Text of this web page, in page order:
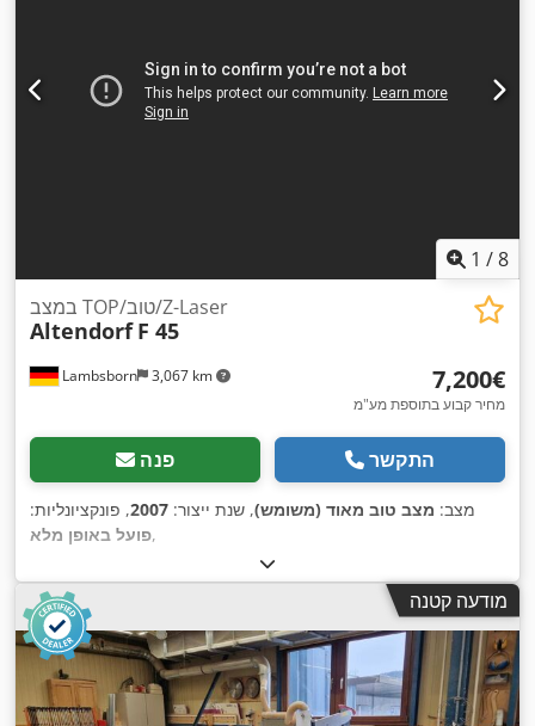
1 /8
Lambsborn 3,067 km
במצב TOP/טוב/Z-Laser
Altendorf F 45
‏7,200 ‏€
מחיר קבוע בתוספת מע"מ
פנה התקשר
מצב: מצב טוב מאוד (משומש), שנת ייצור: 2007, פונקציונליות:
פועל באופן מלא,
מודעה קטנה